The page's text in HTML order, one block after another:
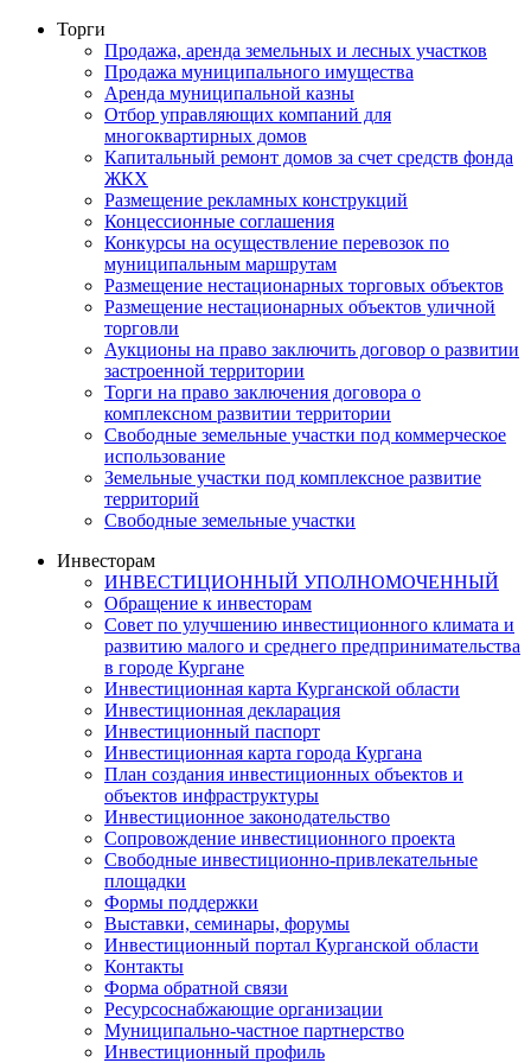
Торги
Продажа, аренда земельных и лесных участков
Продажа муниципального имущества
Аренда муниципальной казны
Отбор управляющих компаний для
многоквартирных домов
Капитальный ремонт домов за счет средств фонда
ЖКХ
Размещение рекламных конструкций
Концессионные соглашения
Конкурсы на осуществление перевозок по
муниципальным маршрутам
Размещение нестационарных торговых объектов
Размещение нестационарных объектов уличной
торговли
Аукционы на право заключить договор о развитии
застроенной территории
Торги на право заключения договора о
комплексном развитии территории
Свободные земельные участки под коммерческое
использование
Земельные участки под комплексное развитие
территорий
Свободные земельные участки
Инвесторам
ИНВЕСТИЦИОННЫЙ УПОЛНОМОЧЕННЫЙ
Обращение к инвесторам
Совет по улучшению инвестиционного климата и
развитию малого и среднего предпринимательства
в городе Кургане
Инвестиционная карта Курганской области
Инвестиционная декларация
Инвестиционный паспорт
Инвестиционная карта города Кургана
План создания инвестиционных объектов и
объектов инфраструктуры
Инвестиционное законодательство
Сопровождение инвестиционного проекта
Свободные инвестиционно-привлекательные
площадки
Формы поддержки
Выставки, семинары, форумы
Инвестиционный портал Курганской области
Контакты
Форма обратной связи
Ресурсоснабжающие организации
Муниципально-частное партнерство
Инвестиционный профиль